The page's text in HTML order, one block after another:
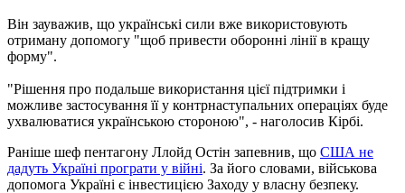
Він зауважив, що українські сили вже використовують
отриману допомогу "щоб привести оборонні лінії в кращу
форму".
"Рішення про подальше використання цієї підтримки і
можливе застосування її у контрнаступальних операціях буде
ухвалюватися українською стороною", - наголосив Кірбі.
Раніше шеф пентагону Ллойд Остін запевнив, що США не
дадуть Україні програти у війні. За його словами, військова
допомога Україні є інвестицією Заходу у власну безпеку.